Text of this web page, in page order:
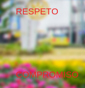
RESPETO
COMPROMISO